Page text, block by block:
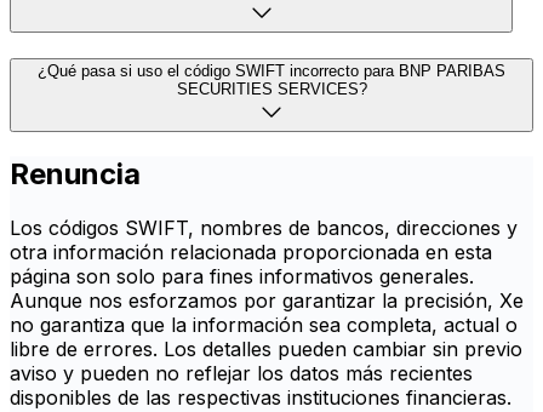
¿Qué pasa si uso el código SWIFT incorrecto para BNP PARIBAS
SECURITIES SERVICES?
Renuncia
Los códigos SWIFT, nombres de bancos, direcciones y
otra información relacionada proporcionada en esta
página son solo para fines informativos generales.
Aunque nos esforzamos por garantizar la precisión, Xe
no garantiza que la información sea completa, actual o
libre de errores. Los detalles pueden cambiar sin previo
aviso y pueden no reflejar los datos más recientes
disponibles de las respectivas instituciones financieras.